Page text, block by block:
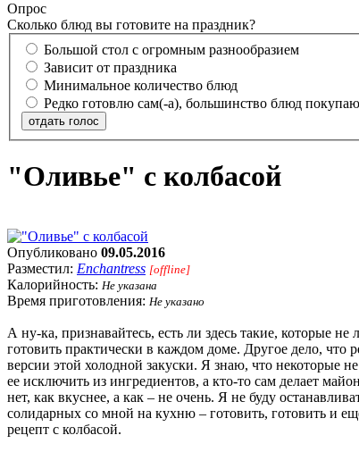
Опрос
Сколько блюд вы готовите на праздник?
Большой стол с огромным разнообразием
Зависит от праздника
Минимальное количество блюд
Редко готовлю сам(-а), большинство блюд покупаю
отдать голос
"Оливье" с колбасой
Опубликовано 09.05.2016
Разместил: Enchantress [offline]
Калорийность: Не указана
Время приготовления: Не указано
А ну-ка, признавайтесь, есть ли здесь такие, которые не
готовить практически в каждом доме. Другое дело, что
версии этой холодной закуски. Я знаю, что некоторые
ее исключить из ингредиентов, а кто-то сам делает
нет, как вкуснее, а как – не очень. Я не буду
солидарных со мной на кухню – готовить, готовить и
рецепт с колбасой.